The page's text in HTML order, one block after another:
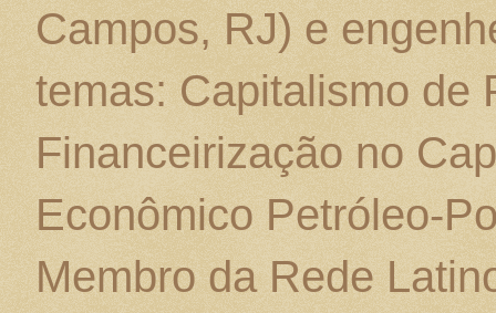
Campos, RJ) e
temas: Capitalismo de
Financeirização no
Econômico Petróleo-
Membro da Rede